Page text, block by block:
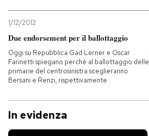
AREA PERSONALE
Entra
1/12/2012
Due endorsement per il ballottaggio
Oggi su Repubblica Gad Lerner e Oscar
Farinetti spiegano perché al ballottaggio delle
primarie del centrosinistra sceglieranno
Bersani e Renzi, rispettivamente
In evidenza